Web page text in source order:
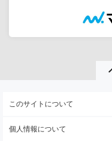
このサイトについて
個人情報について